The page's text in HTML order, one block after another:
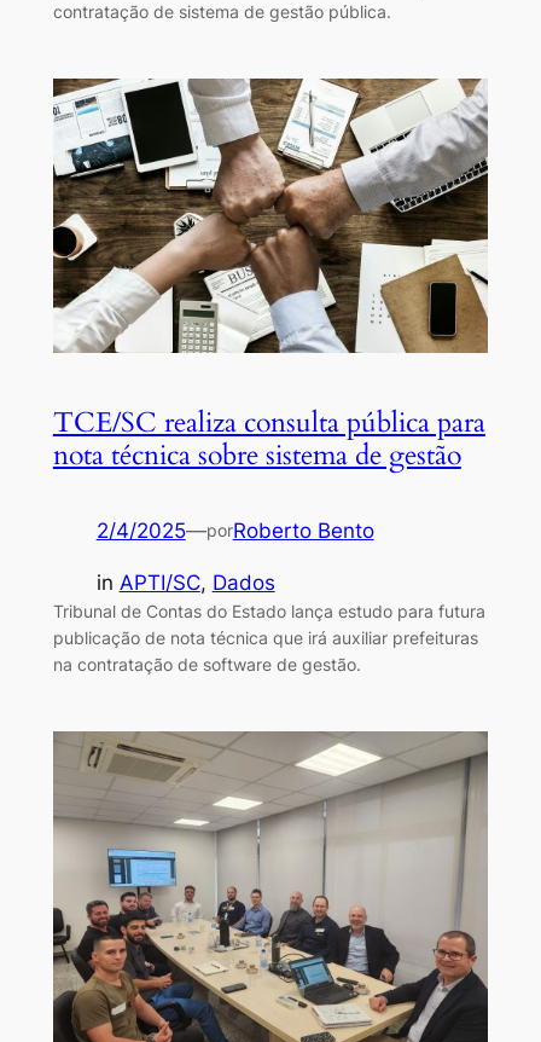
contratação de sistema de gestão pública.
TCE/SC realiza consulta pública para
nota técnica sobre sistema de gestão
2/4/2025—porRoberto Bento
in APTI/SC, Dados
Tribunal de Contas do Estado lança estudo para futura
publicação de nota técnica que irá auxiliar prefeituras
na contratação de software de gestão.